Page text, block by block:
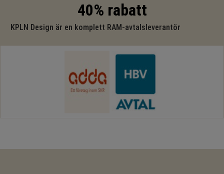
40% rabatt
KPLN Design är en komplett RAM-avtalsleverantör